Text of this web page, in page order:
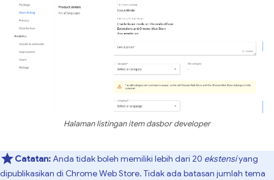
Halaman listingan item dasbor developer
Catatan:Anda tidak boleh memiliki lebih dari 20 ekstensiyang
dipublikasikan di Chrome Web Store. Tidak ada batasan jumlah tema